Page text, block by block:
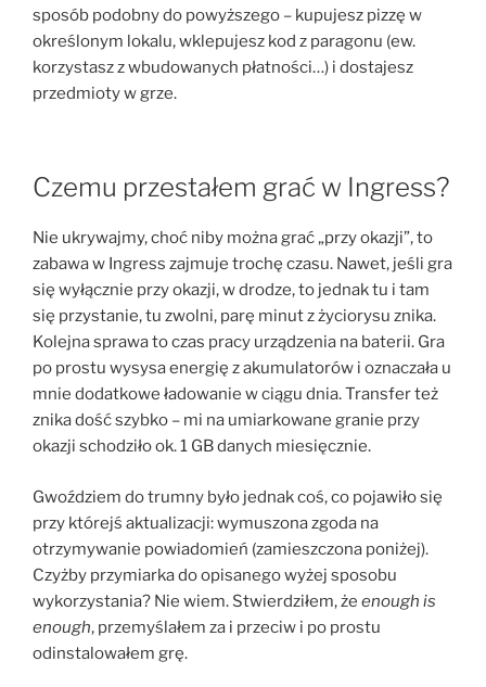
sposób podobny do powyższego – kupujesz pizzę w
określonym lokalu, wklepujesz kod z paragonu (ew.
korzystasz z wbudowanych płatności…) i dostajesz
przedmioty w grze.
Czemu przestałem grać w Ingress?
Nie ukrywajmy, choć niby można grać „przy okazji”, to
zabawa w Ingress zajmuje trochę czasu. Nawet, jeśli gra
się wyłącznie przy okazji, w drodze, to jednak tu i tam
się przystanie, tu zwolni, parę minut z życiorysu znika.
Kolejna sprawa to czas pracy urządzenia na baterii. Gra
po prostu wysysa energię z akumulatorów i oznaczała u
mnie dodatkowe ładowanie w ciągu dnia. Transfer też
znika dość szybko – mi na umiarkowane granie przy
okazji schodziło ok. 1 GB danych miesięcznie.
Gwoździem do trumny było jednak coś, co pojawiło się
przy którejś aktualizacji: wymuszona zgoda na
otrzymywanie powiadomień (zamieszczona poniżej).
Czyżby przymiarka do opisanego wyżej sposobu
wykorzystania? Nie wiem. Stwierdziłem, że enough is
enough, przemyślałem za i przeciw i po prostu
odinstalowałem grę.